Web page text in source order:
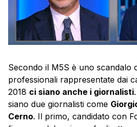
Secondo il M5S è uno scandalo
professionali rappresentate dai
2018 ci siano anche i giornalisti
siano due giornalisti come
Cerno. Il primo, candidato con